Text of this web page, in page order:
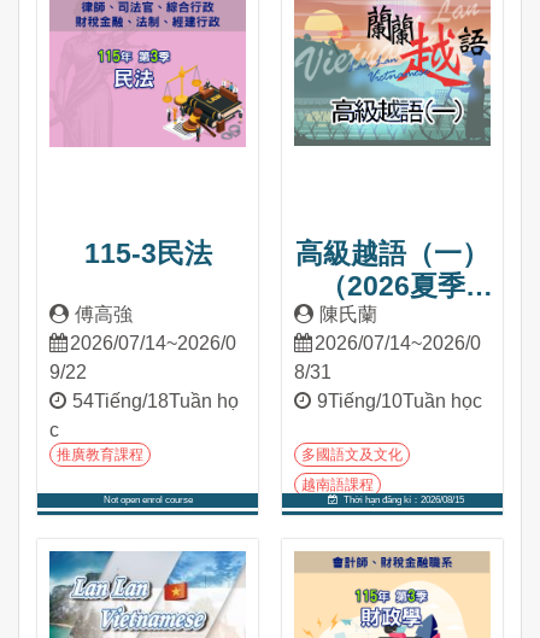
115-3民法
傅高強
2026/07/14~2026/0
9/22
54Tiếng/18Tuần họ
c
推廣教育課程
Not open enrol course
高級越語（一）
（2026夏季
班）
陳氏蘭
2026/07/14~2026/0
8/31
9Tiếng/10Tuần học
多國語文及文化
越南語課程
Thời hạn đăng kí：2026/08/15